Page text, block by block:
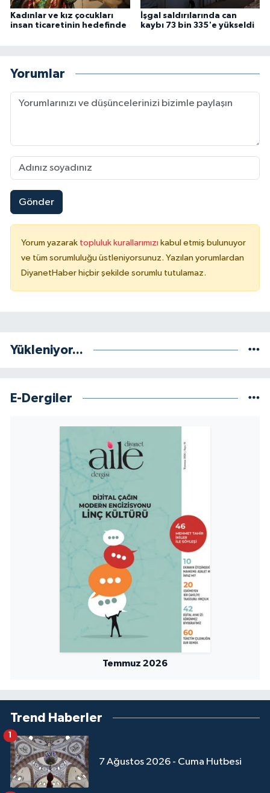
Kadınlar ve kız çocukları
insan ticaretinin hedefinde
İşgal saldırılarında can
kaybı 73 bin 335'e yükseldi
Yorumlar
Gönder
Yorum yazarak topluluk kurallarımızı kabul etmiş bulunuyor
ve tüm sorumluluğu üstleniyorsunuz. Yazılan yorumlardan
DiyanetHaber hiçbir şekilde sorumlu tutulamaz.
Yükleniyor...
E-Dergiler
Temmuz 2026
Trend Haberler
7 Ağustos 2026 - Cuma Hutbesi
1
Karaman Müftülüğü
Kastamonu Müftülüğü
Kayseri Müftülüğü
Kırıkkale Müftülüğü
Kırklareli Müftülüğü
Kocaeli Müftülüğü
Konya Müftülüğü
Malatya Müftülüğü
Mersin Müftülüğü
Muğla Müftülüğü
Muş Müftülüğü
Nevşehir Müftülüğü
Niğde Müftülüğü
Ordu Müftülüğü
Osmaniye Müftülüğü
Rize Müftülüğü
Samsun Müftülüğü
Siirt Müftülüğü
Sinop Müftülüğü